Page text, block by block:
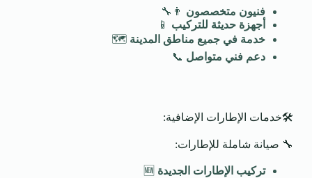
فنيون متخصصون 👨‍🔧
أجهزة حديثة للتركيب 📱
خدمة في جميع مناطق المدينة 🗺️
دعم فني متواصل 📞
🛠️خدمات الإطارات الإضافية:
🔧 صيانة شاملة للإطارات:
تركيب الإطارات الجديدة